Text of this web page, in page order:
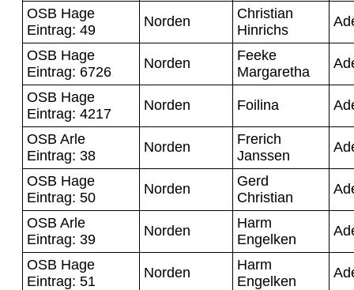
OSB Hage
Eintrag: 49
Norden
Christian
Hinrichs
OSB Hage
Eintrag: 6726
Norden
Feeke
Margaretha
OSB Hage
Eintrag: 4217
Norden Foilina
OSB Arle
Eintrag: 38
Norden
Frerich
Janssen
OSB Hage
Eintrag: 50
Norden
Gerd
Christian
OSB Arle
Eintrag: 39
Norden
Harm
Engelken
OSB Hage
Eintrag: 51
Norden
Harm
Engelken